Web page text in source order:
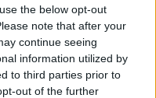
the below opt-out
note that after your
continue seeing
information utilized by
to third parties prior to
out of the further
Technology B.V. Sp. z
Daimlera 1
Warszawa